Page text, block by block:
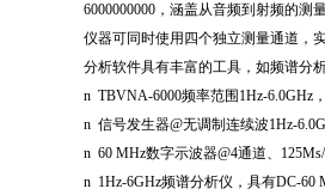
6000000000 ，涵盖从音频到射频的测
仪器可同时使用四个独立测量通道，
分析软件具有丰富的工具，如频谱分
n TBVNA-6000频率范围 1Hz-6.0GHz
n 信号发生器@无调制连续波1Hz-
n 60 MHz数字示波器@4通道、
n 1Hz-6GHz频谱分析仪，具有DC-60